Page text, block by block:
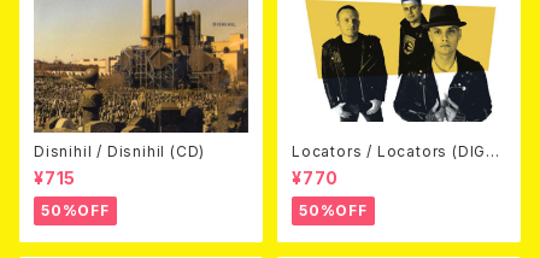
Disnihil / Disnihil (CD)
¥715
50%OFF
Locators / Locators (DIGPA
CK CD)
¥770
50%OFF